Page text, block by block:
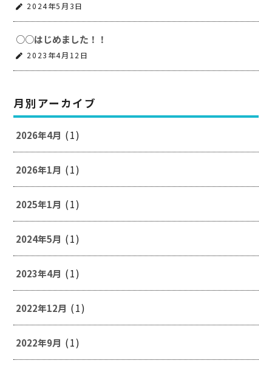
2024年5月3日
○○はじめました！！
2023年4月12日
月別アーカイブ
2026年4月 (1)
2026年1月 (1)
2025年1月 (1)
2024年5月 (1)
2023年4月 (1)
2022年12月 (1)
2022年9月 (1)